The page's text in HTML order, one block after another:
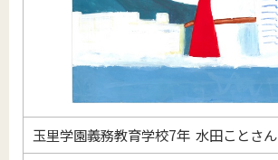
玉里学園義務教育学校7年 水田ことさん